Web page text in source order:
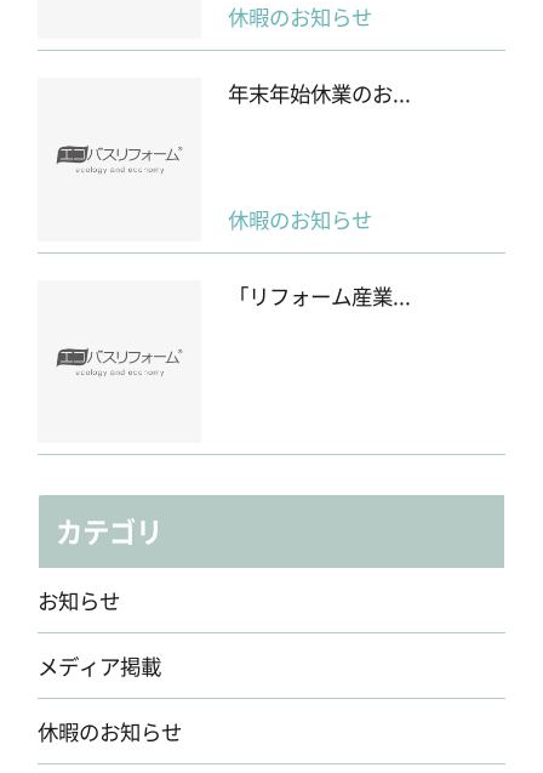
休暇のお知らせ
年末年始休業のお...
休暇のお知らせ
「リフォーム産業...
カテゴリ
お知らせ
メディア掲載
休暇のお知らせ